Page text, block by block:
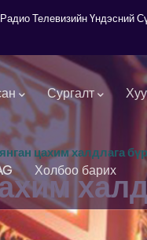
Телевизийн Үндэсний
Сургалт
Холбоо барих
цахим халдлага